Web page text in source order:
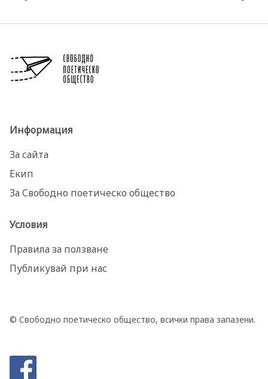
Информация
За сайта
Екип
За Свободно поетическо общество
Условия
Правила за ползване
Публикувай при нас
© Свободно поетическо общество, всички права запазени.